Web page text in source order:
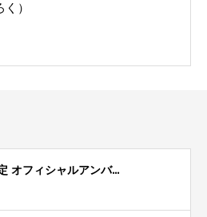
）
オフィシャルアンバ…